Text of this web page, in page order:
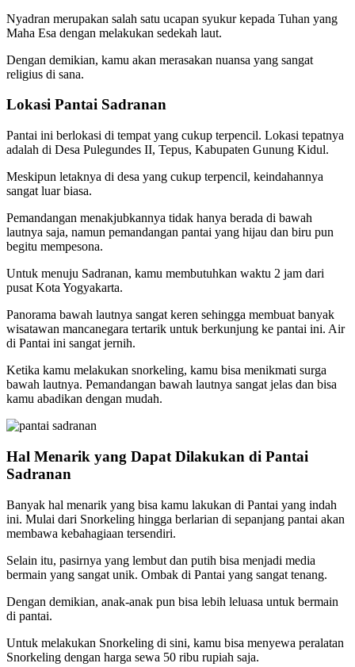
Nyadran merupakan salah satu ucapan syukur kepada Tuhan yang
Maha Esa dengan melakukan sedekah laut.
Dengan demikian, kamu akan merasakan nuansa yang sangat
religius di sana.
Lokasi Pantai Sadranan
Pantai ini berlokasi di tempat yang cukup terpencil. Lokasi tepatnya
adalah di Desa Pulegundes II, Tepus, Kabupaten Gunung Kidul.
Meskipun letaknya di desa yang cukup terpencil, keindahannya
sangat luar biasa.
Pemandangan menakjubkannya tidak hanya berada di bawah
lautnya saja, namun pemandangan pantai yang hijau dan biru pun
begitu mempesona.
Untuk menuju Sadranan, kamu membutuhkan waktu 2 jam dari
pusat Kota Yogyakarta.
Panorama bawah lautnya sangat keren sehingga membuat banyak
wisatawan mancanegara tertarik untuk berkunjung ke pantai ini. Air
di Pantai ini sangat jernih.
Ketika kamu melakukan snorkeling, kamu bisa menikmati surga
bawah lautnya. Pemandangan bawah lautnya sangat jelas dan bisa
kamu abadikan dengan mudah.
Hal Menarik yang Dapat Dilakukan di Pantai
Sadranan
Banyak hal menarik yang bisa kamu lakukan di Pantai yang indah
ini. Mulai dari Snorkeling hingga berlarian di sepanjang pantai akan
membawa kebahagiaan tersendiri.
Selain itu, pasirnya yang lembut dan putih bisa menjadi media
bermain yang sangat unik. Ombak di Pantai yang sangat tenang.
Dengan demikian, anak-anak pun bisa lebih leluasa untuk bermain
di pantai.
Untuk melakukan Snorkeling di sini, kamu bisa menyewa peralatan
Snorkeling dengan harga sewa 50 ribu rupiah saja.